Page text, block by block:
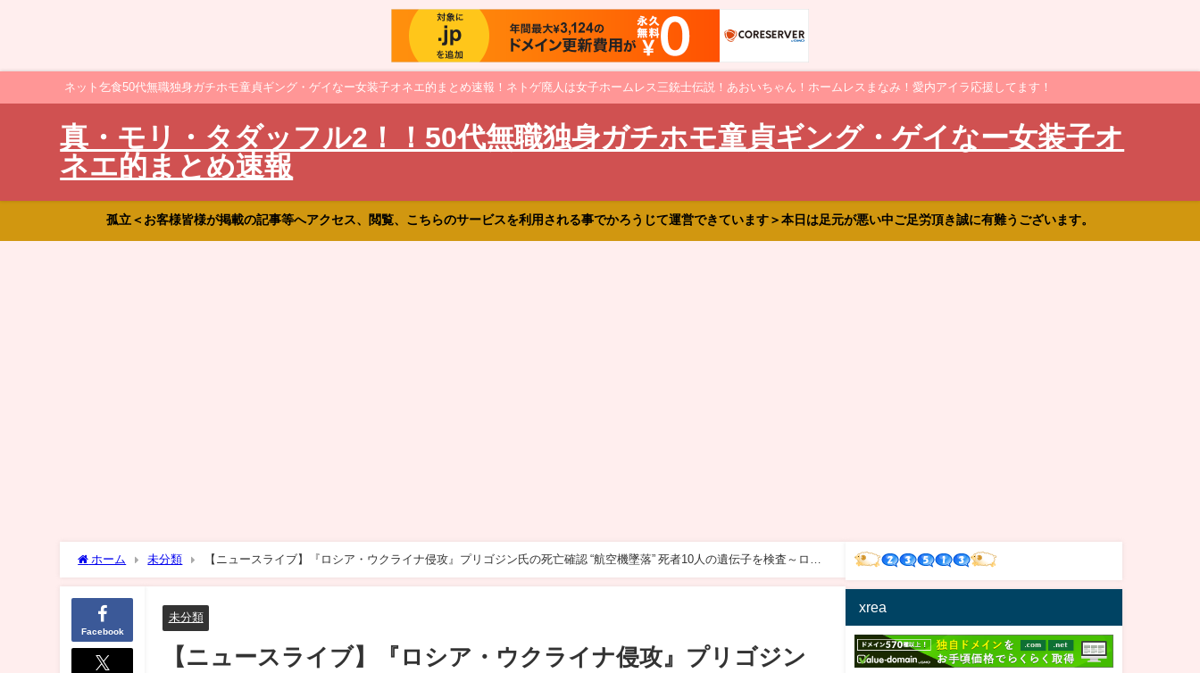
ネット乞食50代無職独身ガチホモ童貞ギング・ゲイなー女装子オネエ的まとめ速報！ネトゲ廃人は女子ホームレス三銃士伝説！あおいちゃん！ホームレスまなみ！愛内アイラ応援してます！
真・モリ・タダッフル2！！50代無職独身ガチホモ童貞ギング・ゲイなー女装子オ
ネエ的まとめ速報
孤立＜お客様皆様が掲載の記事等へアクセス、閲覧、こちらのサービスを利用される事でかろうじて運営できています＞本日は足元が悪い中ご足労頂き誠に有難うございます。
ホーム 未分類
【ニュースライブ】『ロシア・ウクライナ侵攻』プリゴジン氏の死亡確認 “航空機墜落” 死者10人の遺伝子を検査～ロシ
ア当局/ウクライナ軍機同士が衝突、パイロット3人死亡 など（日テレNEWS LIVE)
Facebook
未分類
【ニュースライブ】『ロシア・ウクライナ侵攻』プリゴジン
xrea